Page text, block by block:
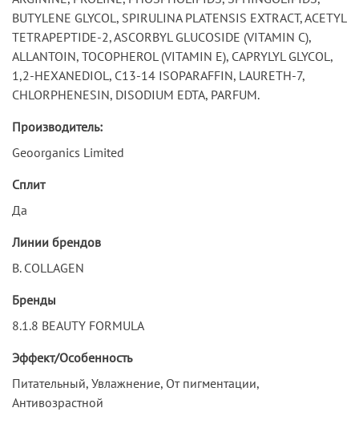
BUTYLENE GLYCOL, SPIRULINA PLATENSIS EXTRACT, ACETYL
TETRAPEPTIDE-2, ASCORBYL GLUCOSIDE (VITAMIN C),
ALLANTOIN, TOCOPHEROL (VITAMIN E), CAPRYLYL GLYCOL,
1,2-HEXANEDIOL, C13-14 ISOPARAFFIN, LAURETH-7,
CHLORPHENESIN, DISODIUM EDTA, PARFUM.
Производитель:
Geoorganics Limited
Сплит
Да
Линии брендов
B. COLLAGEN
Бренды
8.1.8 BEAUTY FORMULA
Эффект/Особенность
Питательный, Увлажнение, От пигментации,
Антивозрастной